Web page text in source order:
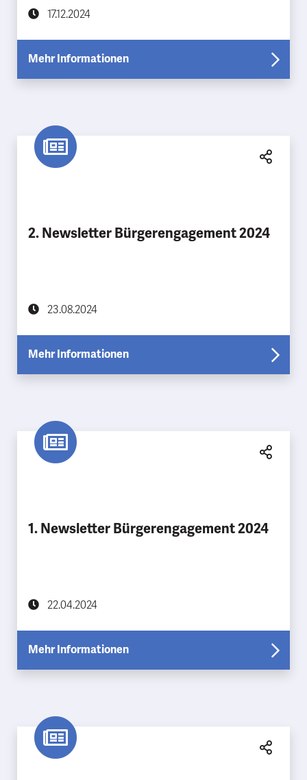
17.12.2024
Mehr Informationen
2. Newsletter Bürgerengagement 2024
23.08.2024
Mehr Informationen
1. Newsletter Bürgerengagement 2024
22.04.2024
Mehr Informationen